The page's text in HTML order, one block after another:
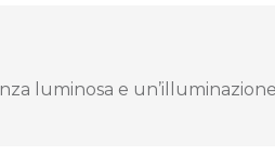
luminosa e